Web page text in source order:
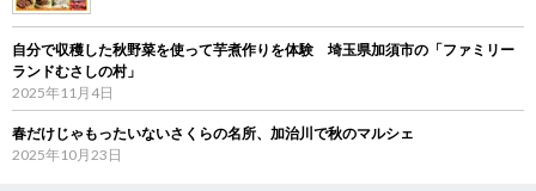
自分で収穫した秋野菜を使って芋煮作りを体験 埼玉県加須市の「ファミリー
ランドむさしの村」
2025年11月4日
春だけじゃもったいないさくらの名所、加治川で秋のマルシェ
2025年10月23日